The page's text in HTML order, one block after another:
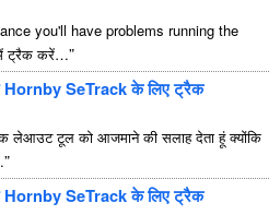
you'll have problems running the
ट्रैक करें…”
SeTrack के लिए ट्रैक
लेआउट टूल को आजमाने की सलाह देता हूं क्योंकि
”
SeTrack के लिए ट्रैक